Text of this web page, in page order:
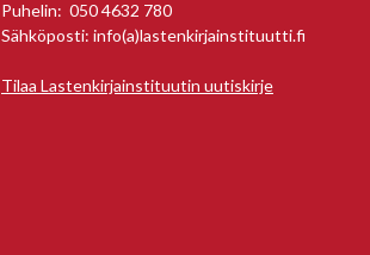
Puhelin: 050 4632 780
Sähköposti: info(a)lastenkirjainstituutti.fi
Tilaa Lastenkirjainstituutin uutiskirje